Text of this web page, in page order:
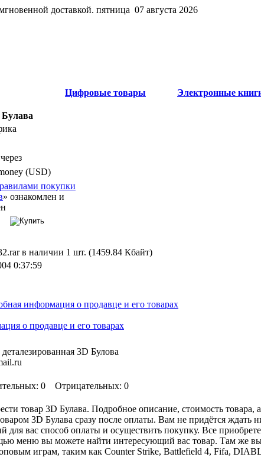
доставкой. пятница 07 августа 2026
Цифровые товары Электронные
Булава
(USD)
покупки
» ознакомлен и
в наличии 1 шт. (1459.84 Кбайт)
0:37:59
о продавце и его товарах
3D Булова
0 Отрицательных: 0
товар 3D Булава. Подробное описание, стоимость
3D Булава сразу после оплаты. Вам не придётся
для вас способ оплаты и осуществить покупку. Все
меню вы можете найти интересующий вас товар. Там же
играм, таким как Counter Strike, Battlefield 4, Fifa,